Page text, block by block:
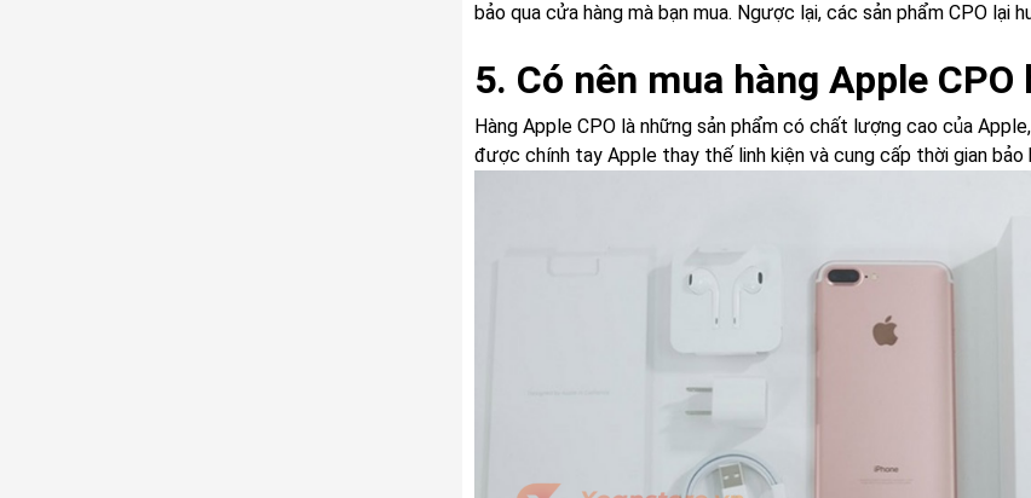
bảo qua cửa hàng mà bạn mua. Ngược lại, các sản phẩm CPO
5. Có nên mua hàng Apple CPO
Hàng Apple CPO là những sản phẩm có chất lượng cao của
được chính tay Apple thay thế linh kiện và cung cấp thời gian bảo